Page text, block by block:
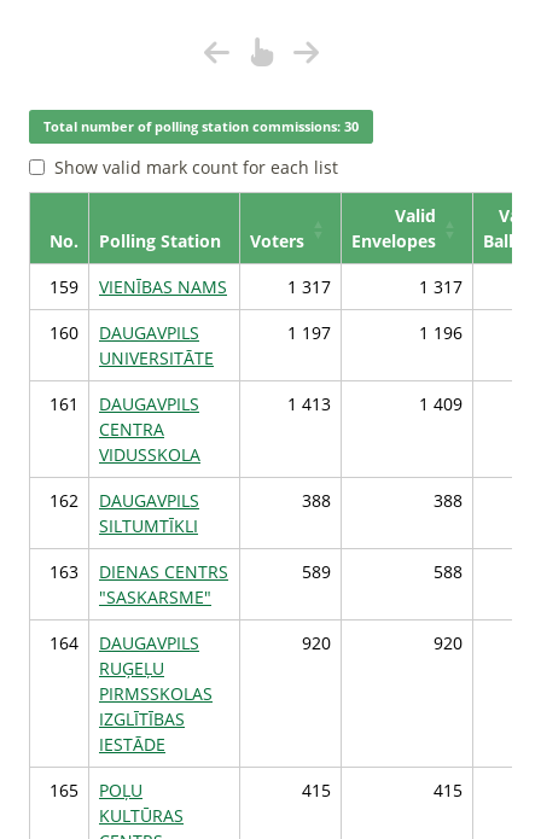
Total number of polling station commissions: 30
Show valid mark count for each list
No. Polling Station Voters
Valid
Envelopes
Valid
Ballots
159
VIENĪBAS NAMS 1 317 1 317
160
DAUGAVPILS
UNIVERSITĀTE
1 197 1 196
161
DAUGAVPILS
CENTRA
VIDUSSKOLA
1 413 1 409
162
DAUGAVPILS
SILTUMTĪKLI
388 388
163
DIENAS CENTRS
"SASKARSME"
589 588
164
DAUGAVPILS
RUĢEĻU
PIRMSSKOLAS
IZGLĪTĪBAS
IESTĀDE
920 920
165
POĻU
KULTŪRAS
415 415